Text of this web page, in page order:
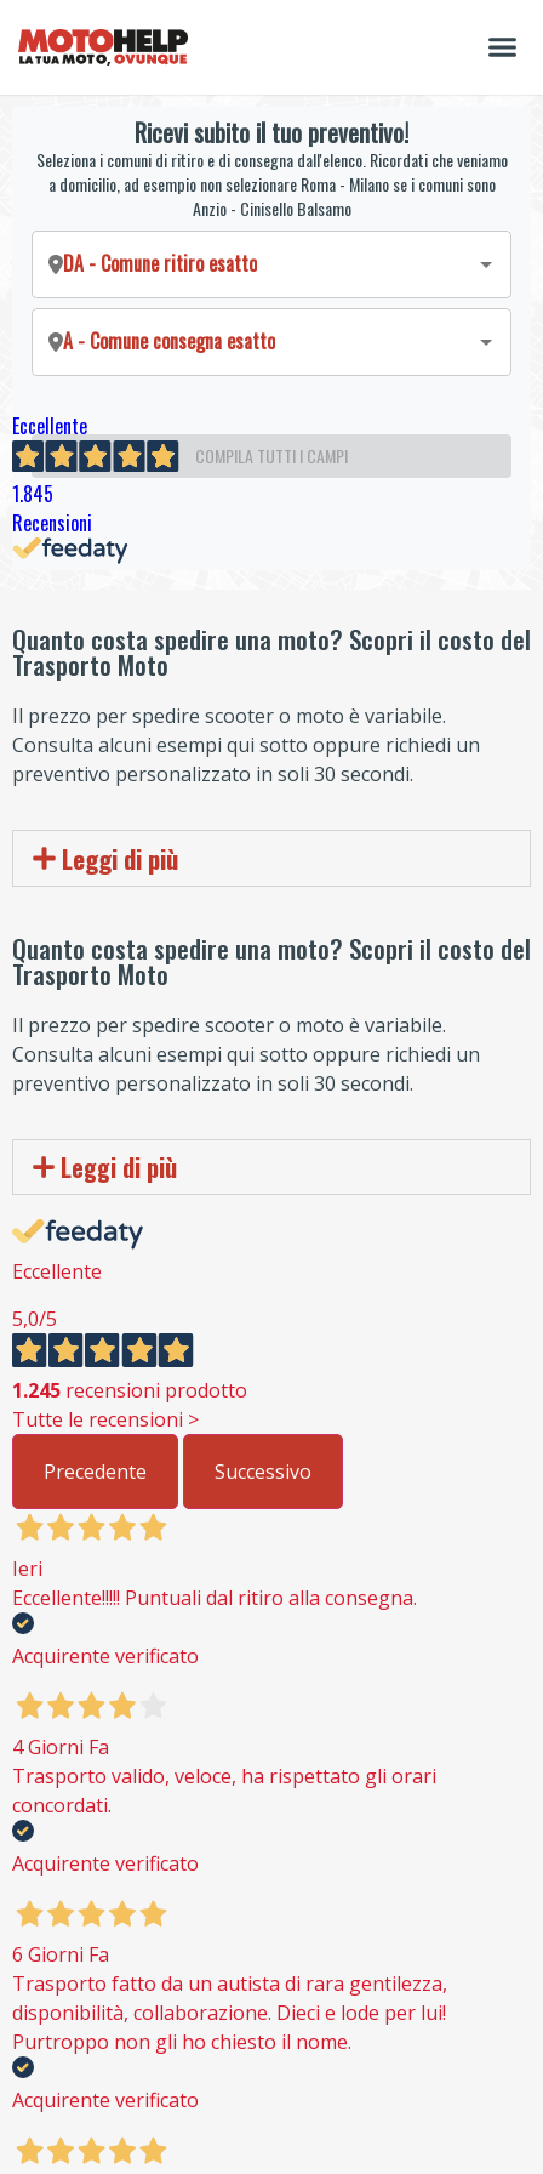
Quanto costa spedire una moto? Scopri il costo del
Trasporto Moto
Il prezzo per spedire scooter o moto è variabile.
Consulta alcuni esempi qui sotto oppure richiedi un
preventivo personalizzato in soli 30 secondi.
Leggi di più
Quanto costa spedire una moto? Scopri il costo del
Trasporto Moto
Il prezzo per spedire scooter o moto è variabile.
Consulta alcuni esempi qui sotto oppure richiedi un
preventivo personalizzato in soli 30 secondi.
Leggi di più
Eccellente
5,0/5
1.245 recensioni prodotto
Tutte le recensioni >
Precedente
Successivo
Ieri
Eccellente!!!!! Puntuali dal ritiro alla consegna.
Acquirente verificato
4 Giorni Fa
Trasporto valido, veloce, ha rispettato gli orari
concordati.
Acquirente verificato
6 Giorni Fa
Trasporto fatto da un autista di rara gentilezza,
disponibilità, collaborazione. Dieci e lode per lui!
Purtroppo non gli ho chiesto il nome.
Acquirente verificato